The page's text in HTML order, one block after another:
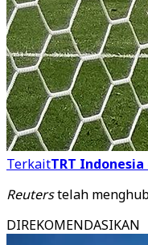
TerkaitTRT
Reuterstelah
DIREKOMENDASIKAN